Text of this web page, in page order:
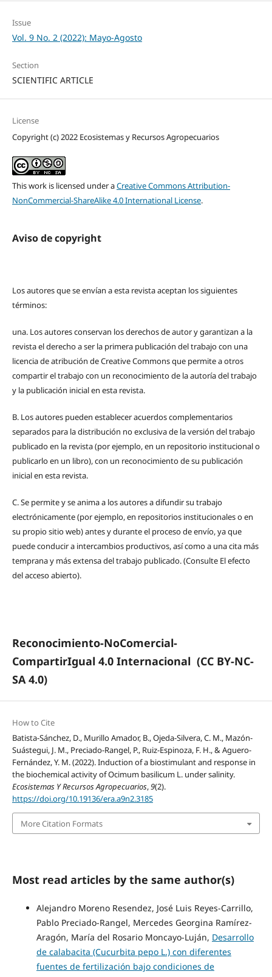
Issue
Vol. 9 No. 2 (2022): Mayo-Agosto
Section
SCIENTIFIC ARTICLE
License
Copyright (c) 2022 Ecosistemas y Recursos Agropecuarios
This work is licensed under aCreative Commons Attribution-
NonCommercial-ShareAlike 4.0 International License.
Aviso de copyright
Los autores que se envían a esta revista aceptan los siguientes
términos:
una. Los autores conservan los derechos de autor y garantizan a la
revista el derecho a ser la primera publicación del trabajo con una
licencia de atribución de Creative Commons que permite a otros
compartir el trabajo con un reconocimiento de la autoría del trabajo
y la publicación inicial en esta revista.
B. Los autores pueden establecer acuerdos complementarios
separados para la distribución no exclusiva de la versión del trabajo
publicado en la revista (por ejemplo, en un repositorio institucional o
publicarlo en un libro), con un reconocimiento de su publicación
inicial en esta revista.
C.Se permite y se anima a los autores a difundir su trabajo
electrónicamente (por ejemplo, en repositorios institucionales o en
su propio sitio web) antes y durante el proceso de envío, ya que
puede conducir a intercambios productivos, así como a una cita más
temprana y más extensa del trabajo publicado. (Consulte El efecto
del acceso abierto).
Reconocimiento-NoComercial-
CompartirIgual 4.0 Internacional (CC BY-NC-
SA 4.0)
How to Cite
Batista-Sánchez, D., Murillo Amador, B., Ojeda-Silvera, C. M., Mazón-
Suástegui, J. M., Preciado-Rangel, P., Ruiz-Espinoza, F. H., & Aguero-
Fernández, Y. M. (2022). Induction of a biostimulant and response in
the biochemical activity of Ocimum basilicum L. under salinity.
Ecosistemas Y Recursos Agropecuarios,9(2).
https://doi.org/10.19136/era.a9n2.3185
More Citation Formats
Most read articles by the same author(s)
Alejandro Moreno Resendez, José Luis Reyes-Carrillo,
Pablo Preciado-Rangel, Mercedes Georgina Ramírez-
Aragón, María del Rosario Moncayo-Luján, Desarrollo
de calabacita (Cucurbita pepo L.) con diferentes
fuentes de fertilización bajo condiciones de